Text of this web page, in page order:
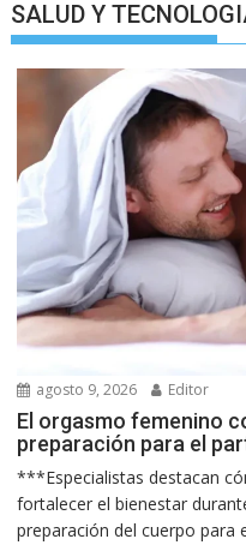
SALUD Y
agosto 9, 2026 Editor
El orgasmo femenino
preparación para el
***Especialistas destacan
fortalecer el bienestar
preparación del cuerpo